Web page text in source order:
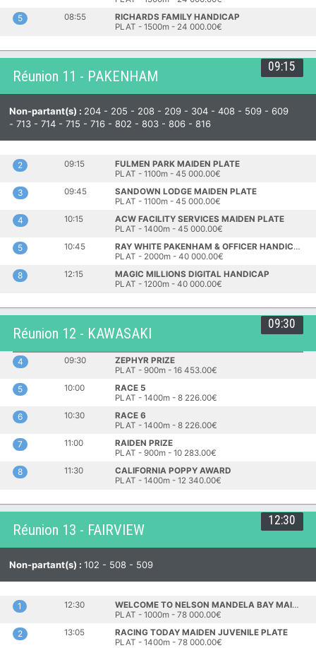
5 08:55
RICHARDS FAMILY HANDICAP
PLAT - 1500m - 24 000.00€
09:15
Réunion 11 - PAKENHAM
Non-partant(s) : 204 - 205 - 208 - 209 - 304 - 408 - 509 - 609
- 713 - 714 - 715 - 716 - 802 - 803 - 806 - 816
2 09:15
FULMEN PARK MAIDEN PLATE
PLAT - 1100m - 45 000.00€
3 09:45
SANDOWN LODGE MAIDEN PLATE
PLAT - 1100m - 45 000.00€
4 10:15
ACW FACILITY SERVICES MAIDEN PLATE
PLAT - 1400m - 45 000.00€
5 10:45
RAY WHITE PAKENHAM & OFFICER HANDICAP
PLAT - 2000m - 40 000.00€
8 12:15
MAGIC MILLIONS DIGITAL HANDICAP
PLAT - 1200m - 40 000.00€
09:30
Réunion 12 - KAWASAKI
4 09:30
ZEPHYR PRIZE
PLAT - 900m - 16 453.00€
5 10:00
RACE 5
PLAT - 1400m - 8 226.00€
6 10:30
RACE 6
PLAT - 1400m - 8 226.00€
7 11:00
RAIDEN PRIZE
PLAT - 900m - 10 283.00€
8 11:30
CALIFORNIA POPPY AWARD
PLAT - 1400m - 12 340.00€
12:30
Réunion 13 - FAIRVIEW
Non-partant(s) : 102 - 508 - 509
1 12:30
WELCOME TO NELSON MANDELA BAY MAIDEN JUVENILE PLATE
PLAT - 1000m - 78 000.00€
2 13:05
RACING TODAY MAIDEN JUVENILE PLATE
PLAT - 1400m - 78 000.00€